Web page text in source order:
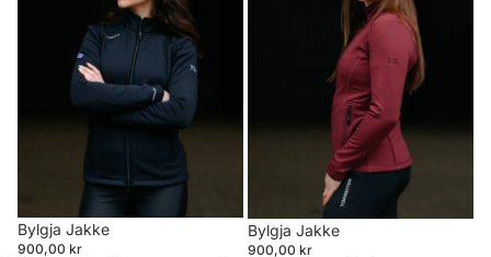
Bylgja Jakke
900,00 kr
Bylgja Jakke
900,00 kr